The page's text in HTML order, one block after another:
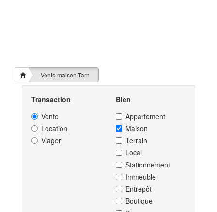
Vente maison Tarn
Transaction
Vente
Location
Viager
Bien
Appartement
Maison
Terrain
Local
Stationnement
Immeuble
Entrepôt
Boutique